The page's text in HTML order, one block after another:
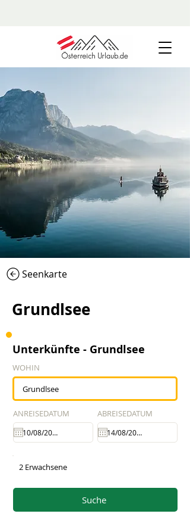
Seenkarte
Grundlsee
Unterkünfte - Grundlsee
WOHIN
ANREISEDATUM ABREISEDATUM
2 Erwachsene
Suche